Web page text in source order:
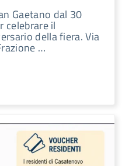
Gaetano dal 30
celebrare il
della fiera. Via
…